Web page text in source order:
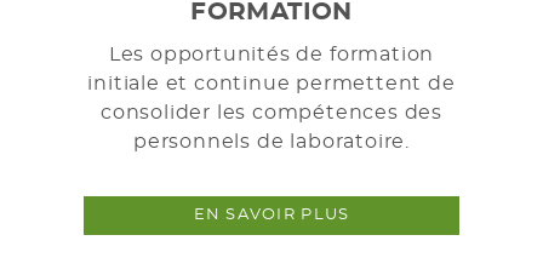
FORMATION
Les opportunités de formation
initiale et continue permettent de
consolider les compétences des
personnels de laboratoire.
EN SAVOIR PLUS